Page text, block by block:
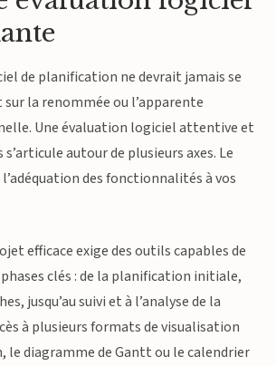
de planification ne devrait jamais se
la renommée ou l’apparente
Une évaluation logiciel attentive et
autour de plusieurs axes. Le
des fonctionnalités à vos
efficace exige des outils capables de
clés : de la planification initiale,
jusqu’au suivi et à l’analyse de la
à plusieurs formats de visualisation
le diagramme de Gantt ou le calendrier